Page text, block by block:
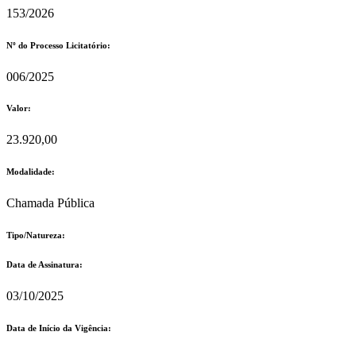
153/2026
Nº do Processo Licitatório:
006/2025
Valor:
23.920,00
Modalidade:
Chamada Pública
Tipo/Natureza:
Data de Assinatura:
03/10/2025
Data de Início da Vigência: